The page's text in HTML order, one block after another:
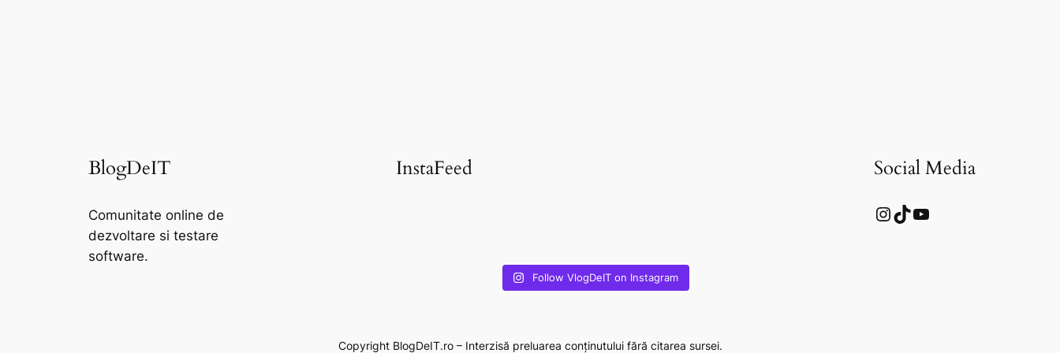
BlogDeIT
Comunitate online de
dezvoltare si testare
software.
InstaFeed
Follow VlogDeIT on Instagram
Social Media
InstagramTikTok YouTube
Copyright BlogDeIT.ro – Interzisă preluarea conținutului fără citarea sursei.